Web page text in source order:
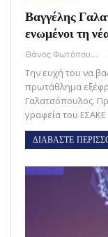
Βαγγέλης
ενωμένοι τη
Θάνος Φωτόπουλος
Την ευχή του να
πρωτάθλημα
Γαλατσόπουλος.
γραφεία του
ΔΙΑΒΑΣΤΕ